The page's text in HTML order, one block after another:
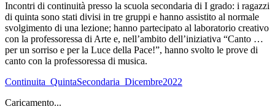
Incontri di continuità presso la scuola secondaria di I grado: i ragazzi
di quinta sono stati divisi in tre gruppi e hanno assistito al normale
svolgimento di una lezione; hanno partecipato al laboratorio creativo
con la professoressa di Arte e, nell’ambito dell’iniziativa “Canto …
per un sorriso e per la Luce della Pace!”, hanno svolto le prove di
canto con la professoressa di musica.
Continuita_QuintaSecondaria_Dicembre2022
Caricamento...